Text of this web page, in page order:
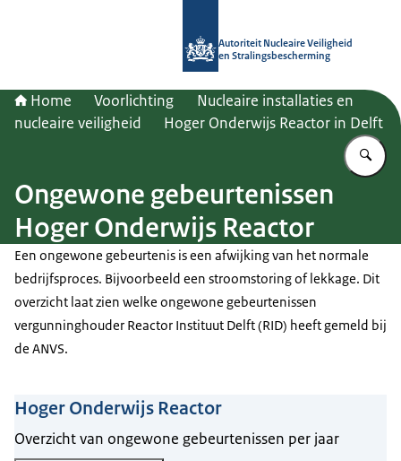
Autoriteit Nucleaire Veiligheid
en Stralingsbescherming
Home Voorlichting
Nucleaire installaties en
nucleaire veiligheid
Hoger Onderwijs Reactor in Delft
Ongewone gebeurtenissen
Hoger Onderwijs Reactor
Een ongewone gebeurtenis is een afwijking van het normale
bedrijfsproces. Bijvoorbeeld een stroomstoring of lekkage. Dit
overzicht laat zien welke ongewone gebeurtenissen
vergunninghouder Reactor Instituut Delft (RID) heeft gemeld bij
de ANVS.
Hoger Onderwijs Reactor
Overzicht van ongewone gebeurtenissen per jaar